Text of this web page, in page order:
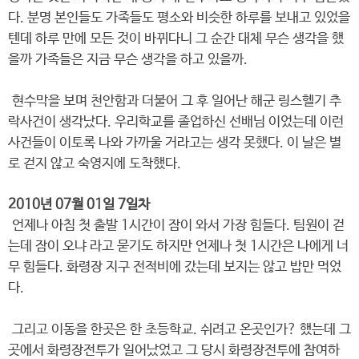
다. 분명 본인들도 가족들도 평소와 비슷한 하루를 보내고 있었을
텐데 하루 만에 모든 것이 바뀌다니 그 순간 대체 무슨 생각을 했
을까 가족들은 지금 무슨 생각을 하고 있을까.
현수막을 보며 천안함과 더불어 그 후 일어난 해군 링스헬기 추
락사건이 생각났다. 우리학교를 졸업하신 선배님 이었는데 이런
사건들이 이토록 나와 가까울 거라고는 생각 못했다. 이 날은 별
로 걷지 않고 숙영지에 도착했다.
2010년 07월 01일 7일차
언제나 아침 첫 출발 1시간이 잠이 와서 가장 힘들다. 팀원이 걷
는데 잠이 오냐 라고 묻기도 하지만 언제나 첫 1시간은 나에게 너
무 힘들다. 화령장 지구 전적비에 갔는데 보지는 않고 밥만 먹었
다.
그리고 이동을 한곳은 한 초등학교. 쉬려고 온곳인가? 했는데 그
곳에서 화령장전투가 일어났었고 그 당시 화령장전투에 참여하